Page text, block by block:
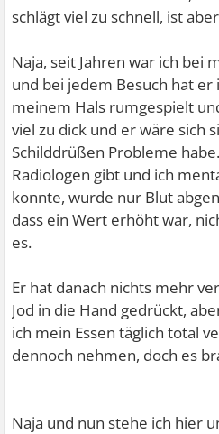
schlägt viel zu schnell, ist
Naja, seit Jahren war ich bei
und bei jedem Besuch hat
meinem Hals rumgespielt
viel zu dick und er wäre sich
Schilddrüßen Probleme
Radiologen gibt und ich
konnte, wurde nur Blut
dass ein Wert erhöht war,
es.
Er hat danach nichts mehr
Jod in die Hand gedrückt,
ich mein Essen täglich total
dennoch nehmen, doch es
Naja und nun stehe ich hier